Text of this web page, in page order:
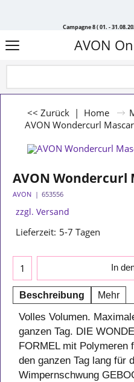
Campagne 8 ( 01. -
AVON
<< Zurück | Home
AVON Wondercurl
AVON Wondercurl
AVON 653556
zzgl. Versand
Lieferzeit: 5-7 Tagen
In
Beschreibung Mehr
Volles Volumen.
ganzen Tag. DIE
FORMEL mit Polymeren
den ganzen Tag lang für
Wimpernschwung